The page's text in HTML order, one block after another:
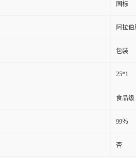
国标
阿拉伯
包装
25*1
食品级
99％
否